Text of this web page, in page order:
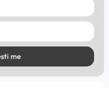
me